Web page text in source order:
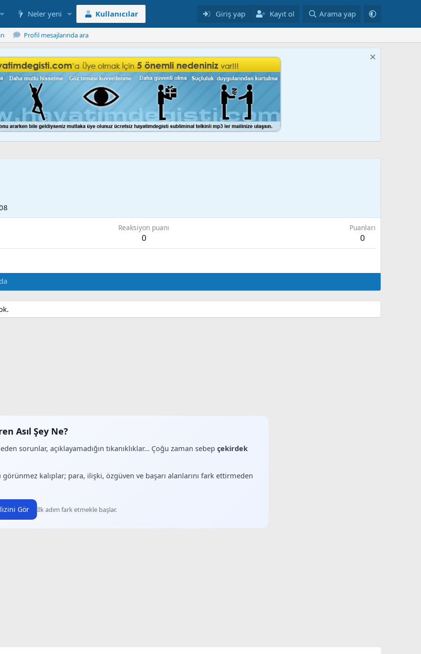
Neler yeni Kullanıcılar Giriş yap Kayıt ol Arama yap
Profil mesajlarında ara
Reaksiyon puanı
0
Puanları
0
Asıl Şey Ne?
sorunlar, açıklayamadığın tıkanıklıklar… Çoğu zaman sebep çekirdek
kalıplar; para, ilişki, özgüven ve başarı alanlarını fark ettirmeden
Gör İlk adım fark etmekle başlar.